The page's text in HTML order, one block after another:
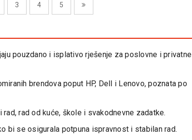
3 4 5
pouzdano i isplativo rješenje za poslovne i privatne
brendova poput HP, Dell i Lenovo, poznata po
rad od kuće, škole i svakodnevne zadatke.
bi se osigurala potpuna ispravnost i stabilan rad.